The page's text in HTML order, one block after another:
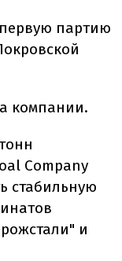
партию
компании.
Company
стабильную
и